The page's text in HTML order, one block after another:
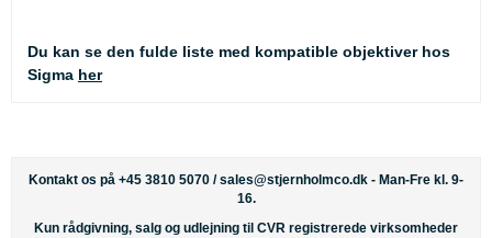
Du kan se den fulde liste med kompatible objektiver hos
Sigma her
Kontakt os på +45 3810 5070 /sales@stjernholmco.dk - Man-Fre kl. 9-
16.
Kun rådgivning, salg og udlejning til CVR registrerede virksomheder